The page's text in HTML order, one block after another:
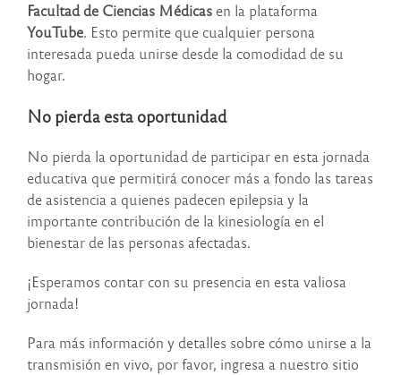
Facultad de Ciencias Médicas en la plataforma
YouTube. Esto permite que cualquier persona
interesada pueda unirse desde la comodidad de su
hogar.
No pierda esta oportunidad
No pierda la oportunidad de participar en esta jornada
educativa que permitirá conocer más a fondo las tareas
de asistencia a quienes padecen epilepsia y la
importante contribución de la kinesiología en el
bienestar de las personas afectadas.
¡Esperamos contar con su presencia en esta valiosa
jornada!
Para más información y detalles sobre cómo unirse a la
transmisión en vivo, por favor, ingresa a nuestro sitio